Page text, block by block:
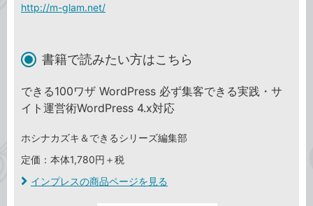
http://m-glam.net/
書籍で読みたい方はこちら
できる100ワザ WordPress 必ず集客できる実践・サ
イト運営術WordPress 4.x対応
ホシナカズキ＆できるシリーズ編集部
定価：本体1,780円＋税
インプレスの商品ページを見る